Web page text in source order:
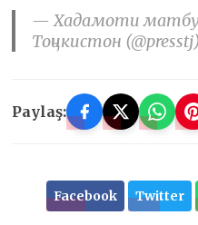
— Хадамоти
Тоҷикистон
Paylaş:
Facebook Twitter